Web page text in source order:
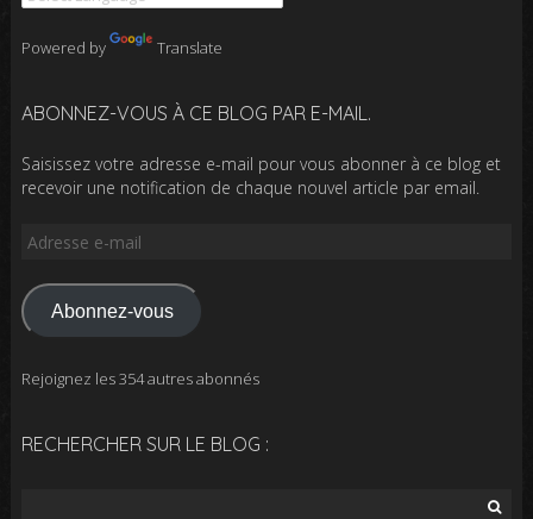
Powered by Translate
ABONNEZ-VOUS À CE BLOG PAR E-MAIL.
Saisissez votre adresse e-mail pour vous abonner à ce blog et
recevoir une notification de chaque nouvel article par email.
Adresse
mail
Abonnez-vous
Rejoignez les 354 autres abonnés
RECHERCHER SUR LE BLOG :